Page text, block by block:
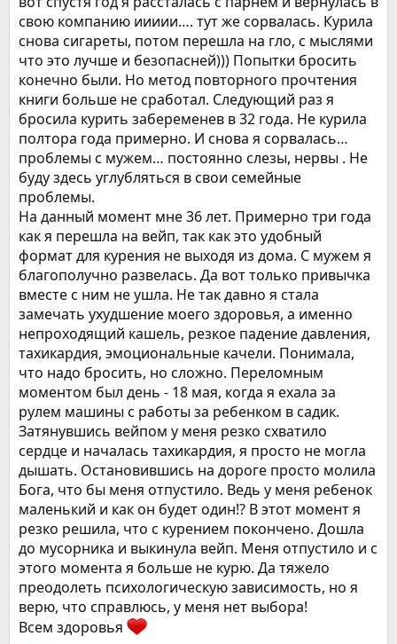
свою компанию иииии…. тут же сорвалась. Курила
снова сигареты, потом перешла на гло, с мыслями
что это лучше и безопасней))) Попытки бросить
конечно были. Но метод повторного прочтения
книги больше не сработал. Следующий раз я
бросила курить забеременев в 32 года. Не курила
полтора года примерно. И снова я сорвалась…
проблемы с мужем… постоянно слезы, нервы . Не
буду здесь углубляться в свои семейные
проблемы.
На данный момент мне 36 лет. Примерно три года
как я перешла на вейп, так как это удобный
формат для курения не выходя из дома. С мужем я
благополучно развелась. Да вот только привычка
вместе с ним не ушла. Не так давно я стала
замечать ухудшение моего здоровья, а именно
непроходящий кашель, резкое падение давления,
тахикардия, эмоциональные качели. Понимала,
что надо бросить, но сложно. Переломным
моментом был день - 18 мая, когда я ехала за
рулем машины с работы за ребенком в садик.
Затянувшись вейпом у меня резко схватило
сердце и началась тахикардия, я просто не могла
дышать. Остановившись на дороге просто молила
Бога, что бы меня отпустило. Ведь у меня ребенок
маленький и как он будет один!? В этот момент я
резко решила, что с курением покончено. Дошла
до мусорника и выкинула вейп. Меня отпустило и с
этого момента я больше не курю. Да тяжело
преодолеть психологическую зависимость, но я
верю, что справлюсь, у меня нет выбора!
Всем здоровья